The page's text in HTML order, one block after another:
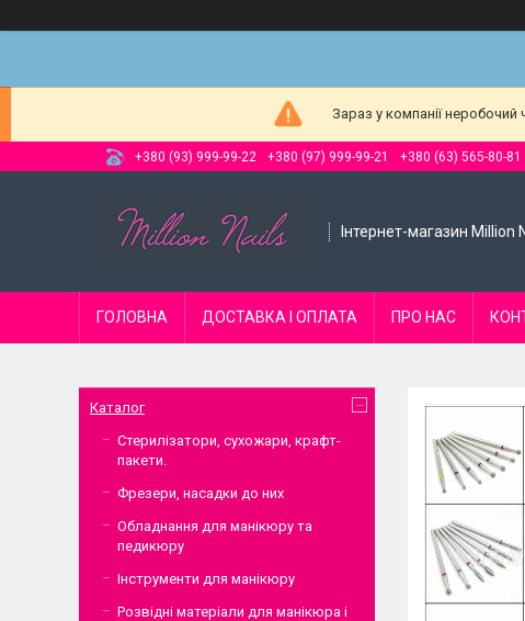
Зараз у компанії
+380 (93) 999-99-22 +380 (97) 999-99-21 +380 (63) 565-80-81
Інтернет-магазин Million
ГОЛОВНА ДОСТАВКА І ОПЛАТА ПРО НАС
Каталог
Стерилізатори, сухожари, крафт-
пакети.
Фрезери, насадки до них
Обладнання для манікюру та
педикюру
Інструменти для манікюру
Розвідні матеріали для манікюра і